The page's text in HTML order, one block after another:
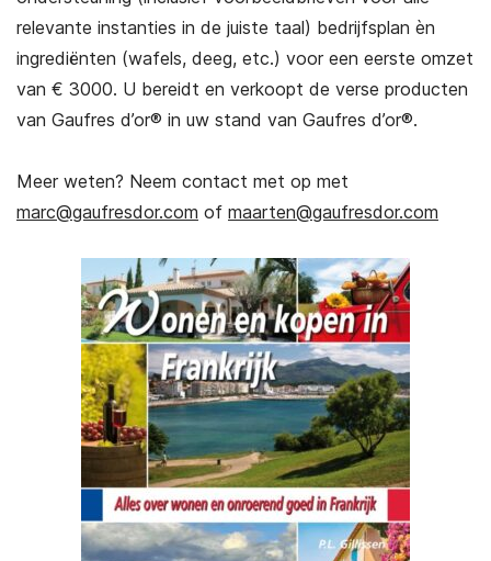
relevante instanties in de juiste taal) bedrijfsplan èn
ingrediënten (wafels, deeg, etc.) voor een eerste omzet
van € 3000. U bereidt en verkoopt de verse producten
van Gaufres d’or® in uw stand van Gaufres d’or®.
Meer weten? Neem contact met op met
marc@gaufresdor.com of maarten@gaufresdor.com